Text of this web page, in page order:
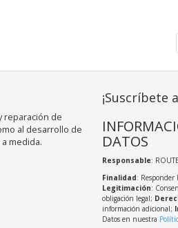
reparación de
al desarrollo de
medida.
¡Suscríbete
DATOS
Responsable:
Finalidad:
Legitimación:
obligación legal;
información adicional;
Datos en nuestra